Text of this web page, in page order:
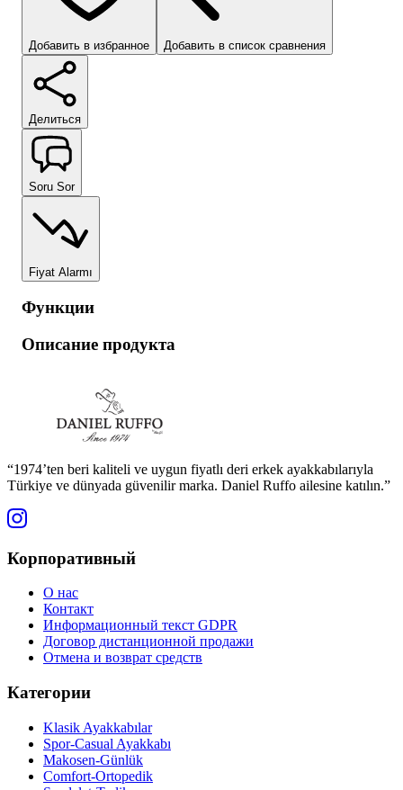
Добавить в избранное Добавить в список сравнения
Делиться
Soru Sor
Fiyat Alarmı
Функции
Описание продукта
“1974’ten beri kaliteli ve uygun fiyatlı deri erkek ayakkabılarıyla
Türkiye ve dünyada güvenilir marka. Daniel Ruffo ailesine katılın.”
Корпоративный
О нас
Контакт
Информационный текст GDPR
Договор дистанционной продажи
Отмена и возврат средств
Категории
Klasik Ayakkabılar
Spor-Casual Ayakkabı
Makosen-Günlük
Comfort-Ortopedik